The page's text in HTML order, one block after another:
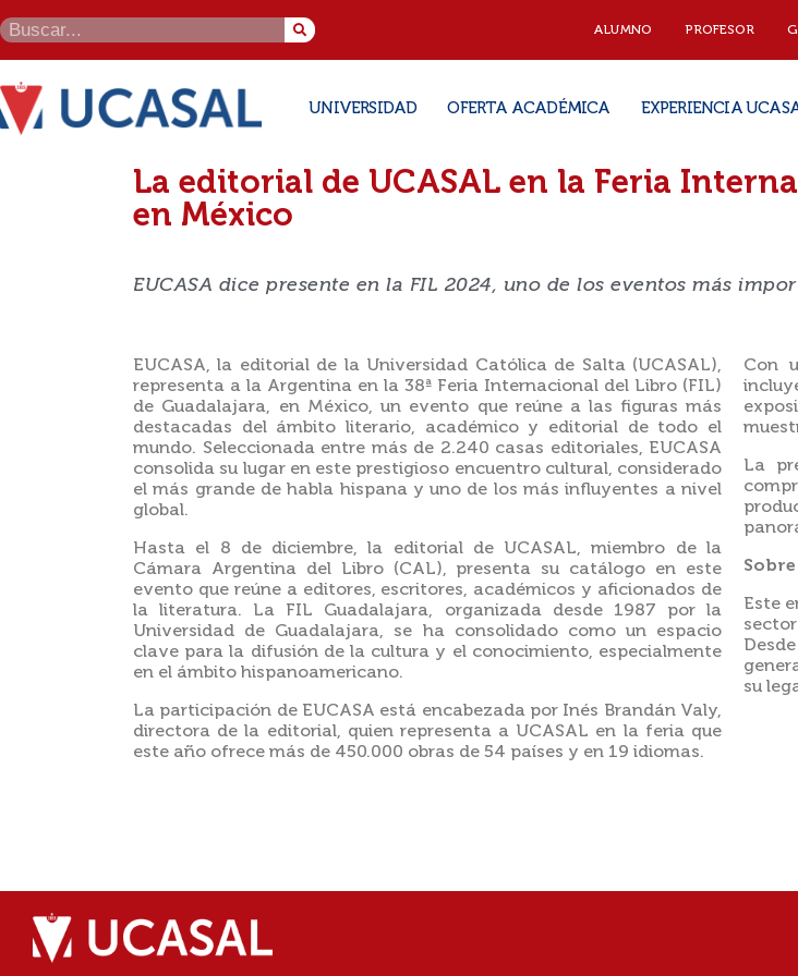
ALUMNO PROFESOR
UNIVERSIDAD OFERTA ACADÉMICA EXPERIENCIA
La editorial de UCASAL en la Feria
en México
EUCASA dice presente en la FIL 2024, uno de los eventos más
EUCASA, la editorial de la Universidad Católica de Salta (UCASAL),
representa a la Argentina en la 38ª Feria Internacional del Libro (FIL)
de Guadalajara, en México, un evento que reúne a las figuras más
destacadas del ámbito literario, académico y editorial de todo el
mundo. Seleccionada entre más de 2.240 casas editoriales, EUCASA
consolida su lugar en este prestigioso encuentro cultural, considerado
el más grande de habla hispana y uno de los más influyentes a nivel
global.
Hasta el 8 de diciembre, la editorial de UCASAL, miembro de la
Cámara Argentina del Libro (CAL), presenta su catálogo en este
evento que reúne a editores, escritores, académicos y aficionados de
la literatura. La FIL Guadalajara, organizada desde 1987 por la
Universidad de Guadalajara, se ha consolidado como un espacio
clave para la difusión de la cultura y el conocimiento, especialmente
en el ámbito hispanoamericano.
La participación de EUCASA está encabezada por Inés Brandán Valy,
directora de la editorial, quien representa a UCASAL en la feria que
este año ofrece más de 450.000 obras de 54 países y en 19 idiomas.
Con
La
Este
su